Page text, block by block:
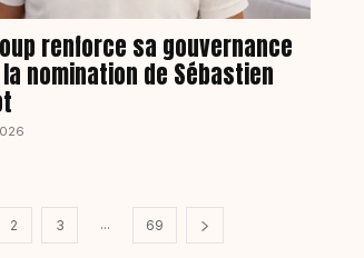
renforce sa gouvernance
nomination de Sébastien
2 3 ... 69